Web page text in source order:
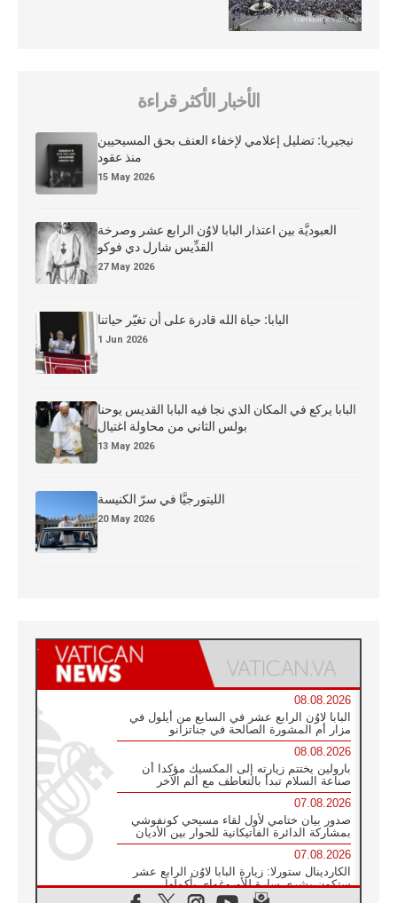
الأخبار الأكثر قراءة
نيجيريا: تضليل إعلامي لإخفاء العنف بحق المسيحيين
منذ عقود
15 May 2026
العبوديَّة بين اعتذار البابا لاوُن الرابع عشر وصرخة
القدِّيس شارل دي فوكو
27 May 2026
البابا: حياة الله قادرة على أن تغيّر حياتنا
1 Jun 2026
البابا يركع في المكان الذي نجا فيه البابا القديس يوحنا
بولس الثاني من محاولة اغتيال
13 May 2026
الليتورجيَّا في سرّ الكنيسة
20 May 2026
08.08.2026
البابا لاوُن الرابع عشر في السابع من أيلول في
مزار أم المشورة الصالحة في جناتزانو
08.08.2026
بارولين يختتم زيارته إلى المكسيك مؤكدا أن
صناعة السلام تبدأ بالتعاطف مع ألم الآخر
07.08.2026
صدور بيان ختامي لأول لقاء مسيحي كونفوشي
بمشاركة الدائرة الفاتيكانية للحوار بين الأديان
07.08.2026
الكاردينال ستورلا: زيارة البابا لاوُن الرابع عشر
ستكون بشرى سارة للأوروغواي بأكملها